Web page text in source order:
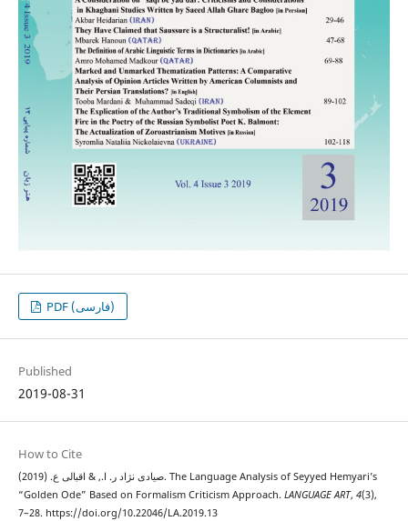
PDF (فارسی)
Published
2019-08-31
How to Cite
صیادی نژاد ر. ا., & اقبالی ع. (2019). The Language Analysis of Seyyed Hemyariʼs
“Golden Ode” Based on Formalism Criticism Approach. LANGUAGE ART, 4(3),
7–28. https://doi.org/10.22046/LA.2019.13